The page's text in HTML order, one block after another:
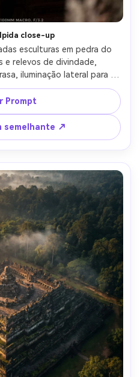
close-up
esculturas em pedra do
relevos de divindade,
iluminação lateral para
e patina, tirado em
f/3.2, micro-detalhe ultra-
cores neutras-AR 4:5
Prompt
semelhante ↗